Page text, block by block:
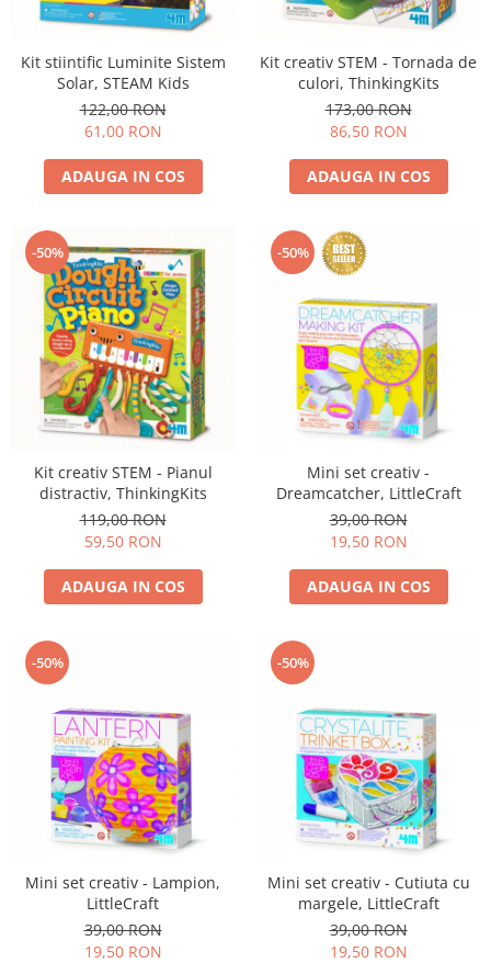
Jucarii dentitie
Jucarii Senzoriale
Teatru de papusi
Stilouri
Tempera și acuarele
Kit stiintific Luminite Sistem
Solar, STEAM Kids
122,00 RON
61,00 RON
ADAUGA IN COS
Kit creativ STEM - Tornada de
culori, ThinkingKits
173,00 RON
86,50 RON
ADAUGA IN COS
-50%
Kit creativ STEM - Pianul
distractiv, ThinkingKits
119,00 RON
59,50 RON
ADAUGA IN COS
-50%
Mini set creativ -
Dreamcatcher, LittleCraft
39,00 RON
19,50 RON
ADAUGA IN COS
-50%
Mini set creativ - Lampion,
LittleCraft
39,00 RON
19,50 RON
-50%
Mini set creativ - Cutiuta cu
margele, LittleCraft
39,00 RON
19,50 RON